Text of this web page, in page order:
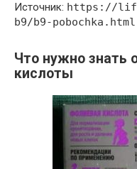
Источник: https://
b9/b9-pobochka.html
Что нужно знать
кислоты